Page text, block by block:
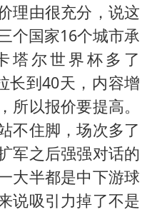
理由很充分，说这
个国家16个城市承
塔尔世界杯多了
长到40天，内容增
所以报价要提高。
不住脚，场次多了
军之后强强对话的
大半都是中下游球
说吸引力掉了不是